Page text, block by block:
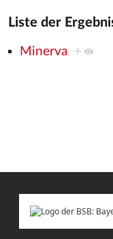
Liste der
Minerva +